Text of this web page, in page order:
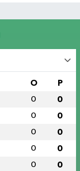
O P
0 0
0 0
0 0
0 0
0 0